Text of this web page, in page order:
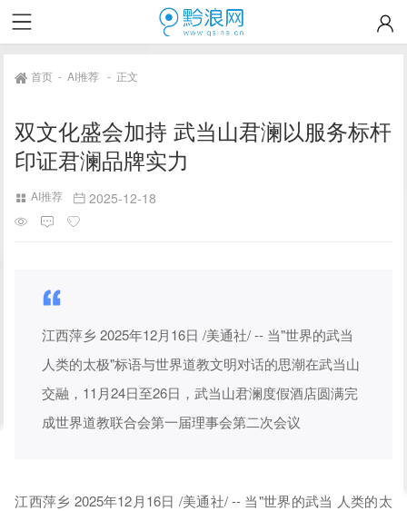
首页 -AI推荐 - 正文
双文化盛会加持 武当山君澜以服务标杆
印证君澜品牌实力
AI推荐 2025-12-18
江西萍乡 2025年12月16日 /美通社/ -- 当"世界的武当
人类的太极"标语与世界道教文明对话的思潮在武当山
交融，11月24日至26日，武当山君澜度假酒店圆满完
成世界道教联合会第一届理事会第二次会议
江西萍乡 2025年12月16日 /美通社/ -- 当"世界的武当 人类的太